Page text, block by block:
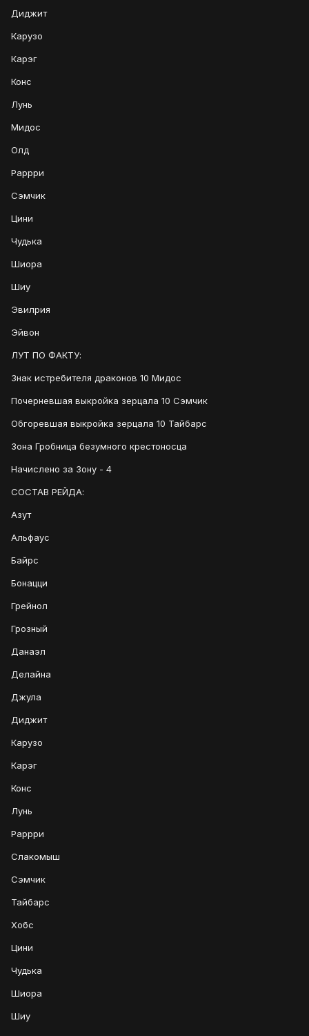
Диджит
Карузо
Карэг
Конс
Лунь
Мидос
Олд
Раррри
Сэмчик
Цини
Чудька
Шиора
Шиу
Эвилрия
Эйвон
ЛУТ ПО ФАКТУ:
Знак истребителя драконов 10 Мидос
Почерневшая выкройка зерцала 10 Сэмчик
Обгоревшая выкройка зерцала 10 Тайбарс
Зона Гробница безумного крестоносца
Начислено за Зону - 4
СОСТАВ РЕЙДА:
Азут
Альфаус
Байрс
Бонацци
Грейнол
Грозный
Данаэл
Делайна
Джула
Диджит
Карузо
Карэг
Конс
Лунь
Раррри
Слакомыш
Сэмчик
Тайбарс
Хобс
Цини
Чудька
Шиора
Шиу